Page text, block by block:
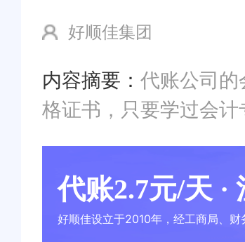
好顺佳集团
内容摘要： 代账公司的
格证书，只要学过会计
代账2.7元/天 ·
好顺佳设立于2010年，经工商局、